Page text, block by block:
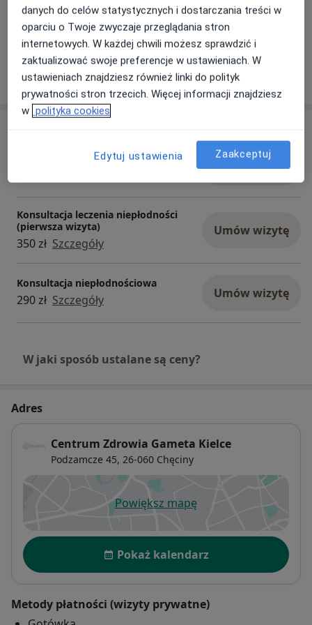
Zobacz galerię (2)
Pokaż więcejo doświadczeniu
Konsultacja ginekologiczna
Umów wizytę
Konsultacja leczenia niepłodności
(pierwsza wizyta)
350 zł Szczegóły
Umów wizytę
Konsultacja niepłodnościowa
290 zł Szczegóły Umów wizytę
W jaki sposób ustalane są ceny?
Adres
Centrum Zdrowia Gameta Kielce
Podzamcze 45, 26-060 Chęciny
Powiększ mapęotwiera się w nowej karcie
Dostępność
Pokaż kalendarz
Metody płatności (wizyty prywatne)
danych do celów statystycznych i dostarczania treści w
oparciu o Twoje zwyczaje przeglądania stron
internetowych. W każdej chwili możesz sprawdzić i
zaktualizować swoje preferencje w ustawieniach. W
ustawieniach znajdziesz również linki do polityk
prywatności stron trzecich. Więcej informacji znajdziesz
w polityka cookies
Edytuj ustawienia Zaakceptuj